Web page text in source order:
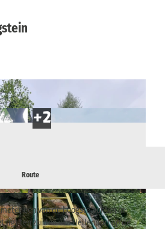
Brü
CC-BY-SA
© viawww.saechsische-schweiz.de, Yvonne Brü
ckner |CC-BY-SA
Route
westelijke rand van Saksisch
een van de hoogste punten in
ligt ten zuiden van Hellendorf op de